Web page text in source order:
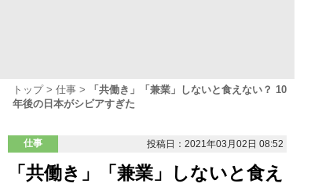
トップ 仕事
「共働き」「兼業」しないと食えない？ 10
年後の日本がシビアすぎた
仕事 投稿日：2021年03月02日 08:52
「共働き」「兼業」しないと食え